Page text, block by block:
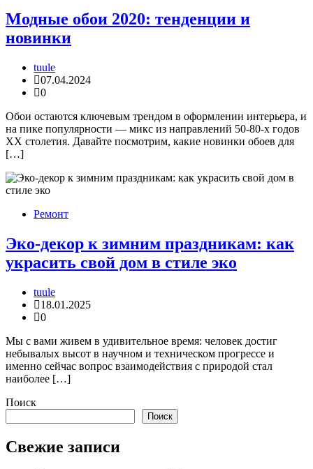
Модные обои 2020: тенденции и
новинки
tuule
07.04.2024
0
Обои остаются ключевым трендом в оформлении интерьера, и
на пике популярности — микс из направлений 50-80-х годов
XX столетия. Давайте посмотрим, какие новинки обоев для
[…]
Ремонт
Эко-декор к зимним праздникам: как
украсить свой дом в стиле эко
tuule
18.01.2025
0
Мы с вами живем в удивительное время: человек достиг
небывалых высот в научном и техническом прогрессе и
именно сейчас вопрос взаимодействия с природой стал
наиболее […]
Поиск
Поиск
Свежие записи